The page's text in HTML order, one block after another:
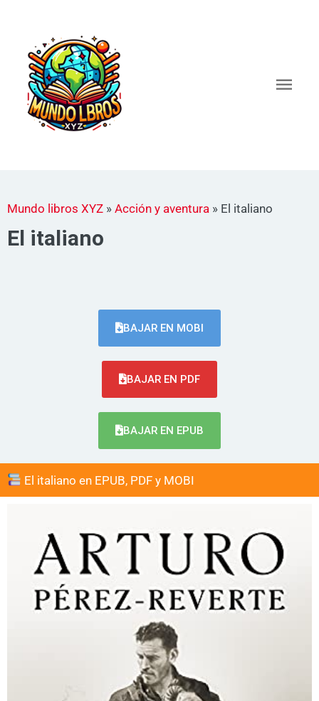
contenido
Mundo libros XYZ » Acción y aventura » El italiano
El italiano
BAJAR EN MOBI
BAJAR EN PDF
BAJAR EN EPUB
El italiano en EPUB, PDF y MOBI